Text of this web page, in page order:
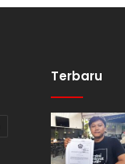
Terbaru